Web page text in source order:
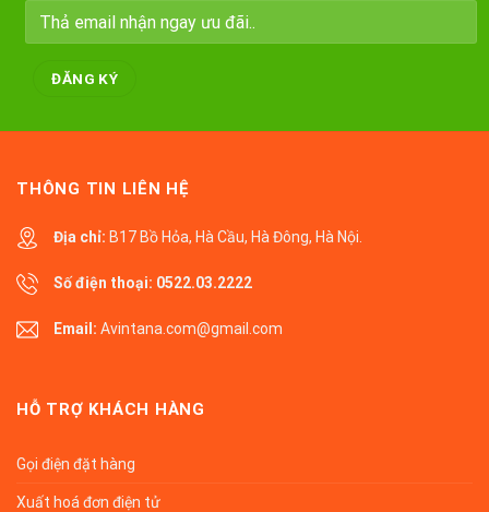
THÔNG TIN LIÊN HỆ
Địa chỉ: B17 Bồ Hỏa, Hà Cầu, Hà Đông, Hà Nội.
Số điện thoại: 0522.03.2222
Email: Avintana.com@gmail.com
HỖ TRỢ KHÁCH HÀNG
Gọi điện đặt hàng
Xuất hoá đơn điện tử